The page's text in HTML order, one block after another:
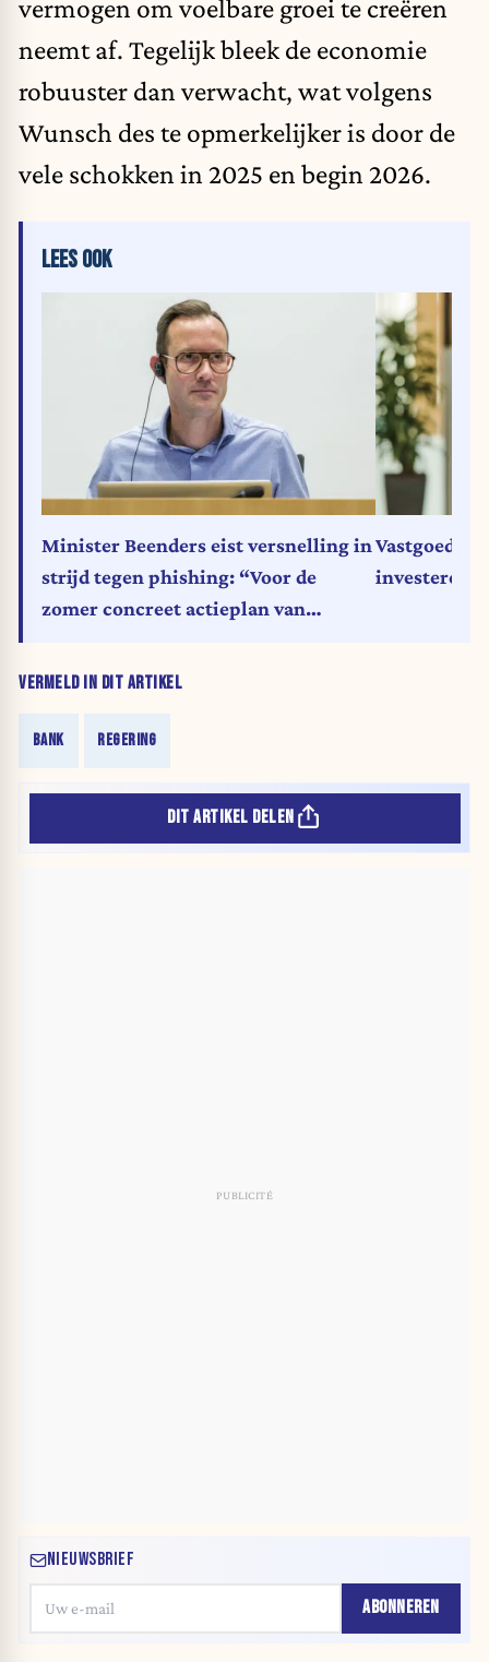
vermogen om voelbare groei te creëren
neemt af. Tegelijk bleek de economie
robuuster dan verwacht, wat volgens
Wunsch des te opmerkelijker is door de
vele schokken in 2025 en begin 2026.
VERMELD IN DIT ARTIKEL
BANK REGERING
LEES OOK
Minister Beenders eist versnelling in
strijd tegen phishing: “Voor de
zomer concreet actieplan van
investeren
DIT ARTIKEL DELEN
NIEUWSBRIEF
ABONNEREN